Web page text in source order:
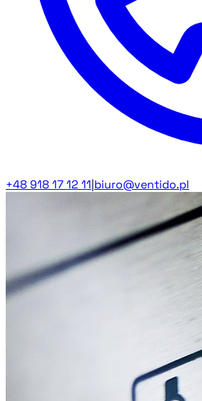
+48 918 17 12 11 biuro@ventido.pl